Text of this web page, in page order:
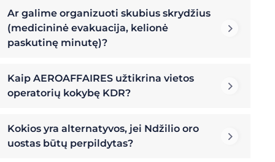
Ar galime organizuoti skubius skrydžius
(medicininė evakuacija, kelionė
paskutinę minutę)?
Kaip AEROAFFAIRES užtikrina vietos
operatorių kokybę KDR?
Kokios yra alternatyvos, jei Ndžilio oro
uostas būtų perpildytas?